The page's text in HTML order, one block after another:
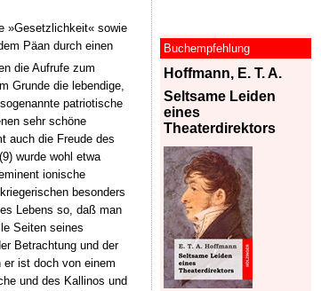
»Gesetzlichkeit« sowie
Päan durch einen
die Aufrufe zum
Grunde die lebendige,
patriotische
sehr schöne
auch die Freude des
wurde wohl etwa
ionische
besonders
Lebens so, daß man
Seiten seines
Betrachtung und der
ist doch von einem
und des Kallinos und
Buchempfehlung
Hoffmann, E. T. A.
Seltsame Leiden
eines
Theaterdirektors